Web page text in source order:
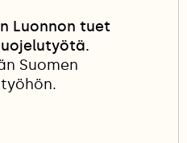
Luonnon tuet
Suomen